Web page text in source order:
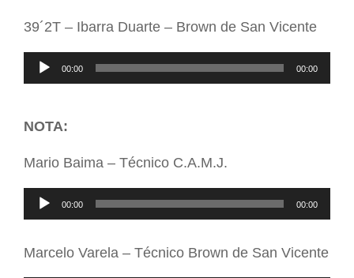
39´2T – Ibarra Duarte – Brown de San Vicente
Reproductor
de
00:00 00:00
NOTA:
Mario Baima – Técnico C.A.M.J.
Reproductor
de
00:00 00:00
Marcelo Varela – Técnico Brown de San Vicente